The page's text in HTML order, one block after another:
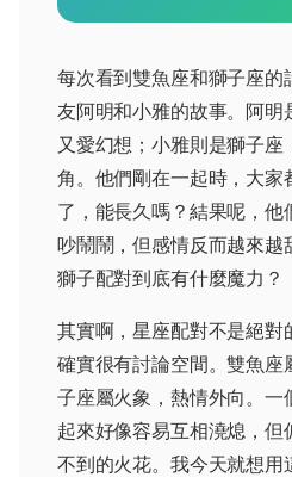
每次看到雙魚座和獅子座的
友阿明和小雅的故事。阿明
又愛幻想；小雅則是獅子
角。他們剛在一起時，大家
了，能長久嗎？結果呢，
吵鬧鬧，但感情反而越來越
獅子配對到底有什麼魔力？
其實啊，星座配對不是絕對
確實很有討論空間。雙魚座
子座屬火象，熱情外向。一
起來好像容易互相澆熄，但
不到的火花。我今天就想用